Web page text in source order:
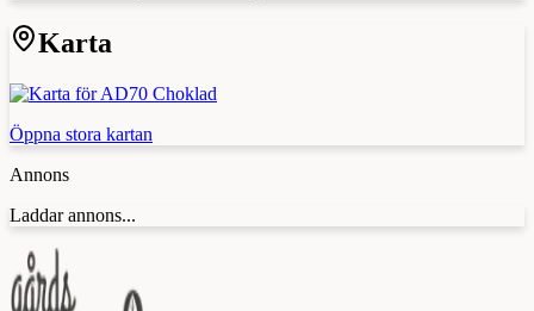
Karta
Öppna stora kartan
Annons
Laddar annons...